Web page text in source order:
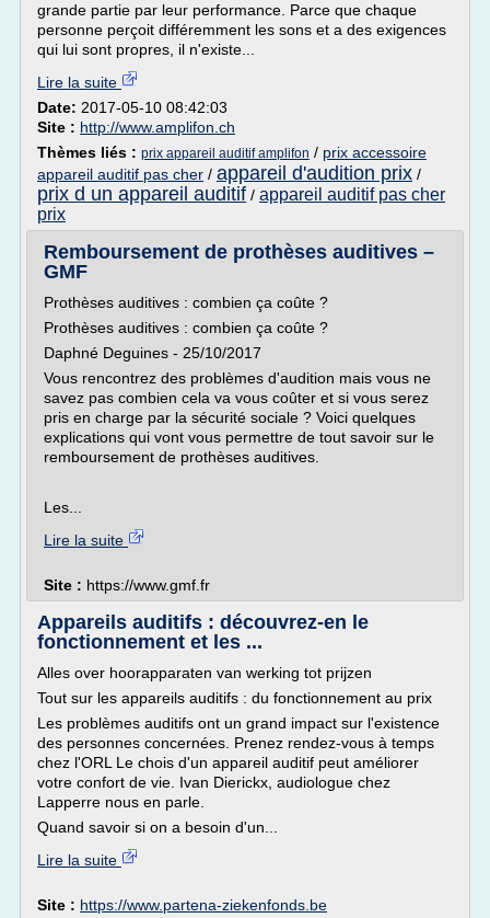
grande partie par leur performance. Parce que chaque
personne perçoit différemment les sons et a des exigences
qui lui sont propres, il n'existe...
Lire la suite
Date: 2017-05-10 08:42:03
Site : http://www.amplifon.ch
Thèmes liés : prix appareil auditif amplifon / prix accessoire
appareil auditif pas cher / appareil d'audition prix /
prix d un appareil auditif / appareil auditif pas cher
prix
Remboursement de prothèses auditives –
GMF
Prothèses auditives : combien ça coûte ?
Prothèses auditives : combien ça coûte ?
Daphné Deguines - 25/10/2017
Vous rencontrez des problèmes d'audition mais vous ne
savez pas combien cela va vous coûter et si vous serez
pris en charge par la sécurité sociale ? Voici quelques
explications qui vont vous permettre de tout savoir sur le
remboursement de prothèses auditives.
Les...
Lire la suite
Site : https://www.gmf.fr
Appareils auditifs : découvrez-en le
fonctionnement et les ...
Alles over hoorapparaten van werking tot prijzen
Tout sur les appareils auditifs : du fonctionnement au prix
Les problèmes auditifs ont un grand impact sur l'existence
des personnes concernées. Prenez rendez-vous à temps
chez l'ORL Le chois d'un appareil auditif peut améliorer
votre confort de vie. Ivan Dierickx, audiologue chez
Lapperre nous en parle.
Quand savoir si on a besoin d'un...
Lire la suite
Site : https://www.partena-ziekenfonds.be